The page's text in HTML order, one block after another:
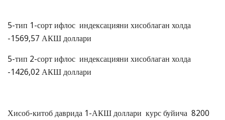
5-тип 1-сорт ифлос индексацияни хисоблаган холда
-1569,57 АКШ доллари
5-тип 2-сорт ифлос индексацияни хисоблаган холда
-1426,02 АКШ доллари
Хисоб-китоб даврида 1-АКШ доллари курс буйича 8200